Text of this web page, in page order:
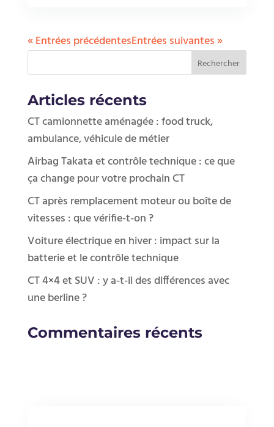
« Entrées précédentesEntrées suivantes »
Articles récents
CT camionnette aménagée : food truck,
ambulance, véhicule de métier
Airbag Takata et contrôle technique : ce que
ça change pour votre prochain CT
CT après remplacement moteur ou boîte de
vitesses : que vérifie-t-on ?
Voiture électrique en hiver : impact sur la
batterie et le contrôle technique
CT 4×4 et SUV : y a-t-il des différences avec
une berline ?
Commentaires récents